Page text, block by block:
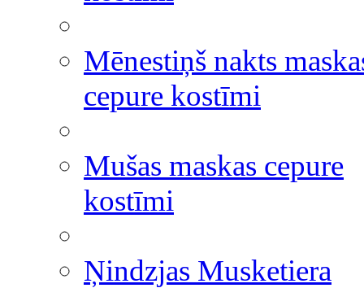
Mēnestiņš nakts
cepure kostīmi
Mušas maskas cepure
kostīmi
Ņindzjas Musketiera